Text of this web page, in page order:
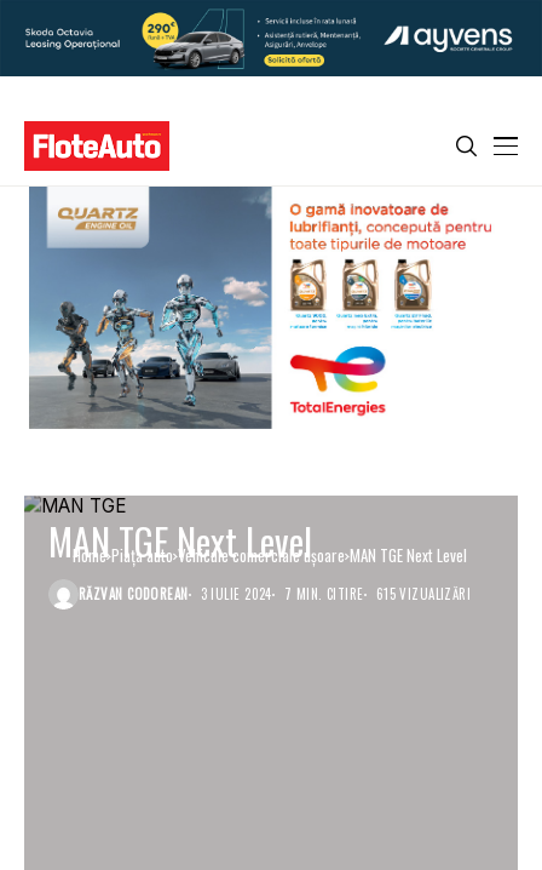
Home Piaţa auto Vehicule comerciale uşoare MAN TGE Next Level
MAN TGE Next Level
RĂZVAN CODOREAN 3 IULIE 2024 7 MIN. CITIRE 615 VIZUALIZĂRI